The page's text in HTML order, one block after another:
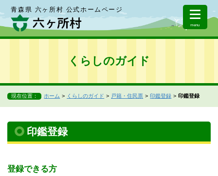
青森県 六ヶ所村 公式ホームページ
menu
くらしのガイド
現在位置： ホーム くらしのガイド 戸籍・住民票 印鑑登録 印鑑登録
印鑑登録
登録できる方